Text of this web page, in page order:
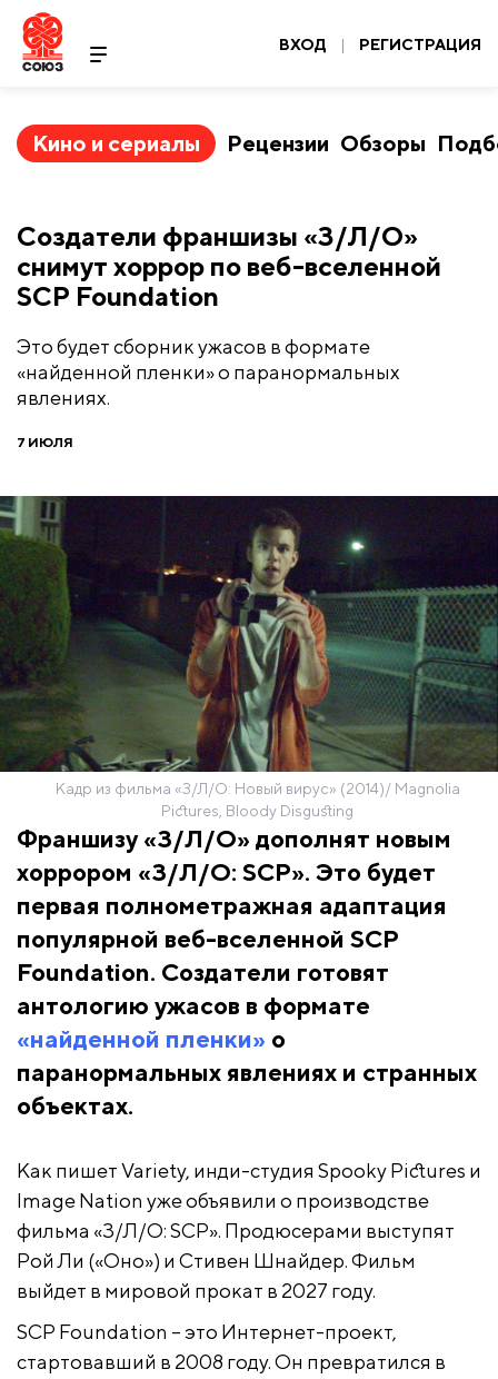
ВХОД | РЕГИСТРАЦИЯ
Кино и сериалы Рецензии Обзоры
Создатели франшизы «З/Л/О»
снимут хоррор по веб-вселенной
SCP Foundation
Это будет сборник ужасов в формате
«найденной пленки» о паранормальных
явлениях.
7 ИЮЛЯ
Кадр из фильма «З/Л/О: Новый вирус» (2014)/ Magnolia
Pictures, Bloody Disgusting
Франшизу «З/Л/О» дополнят новым
хоррором «З/Л/О: SCP». Это будет
первая полнометражная адаптация
популярной веб-вселенной SCP
Foundation. Создатели готовят
антологию ужасов в формате
«найденной пленки» о
паранормальных явлениях и странных
объектах.
Как пишет Variety, инди-студия Spooky Pictures и
Image Nation уже объявили о производстве
фильма «З/Л/О: SCP». Продюсерами выступят
Рой Ли («Оно») и Стивен Шнайдер. Фильм
выйдет в мировой прокат в 2027 году.
SCP Foundation – это Интернет-проект,
стартовавший в 2008 году. Он превратился в